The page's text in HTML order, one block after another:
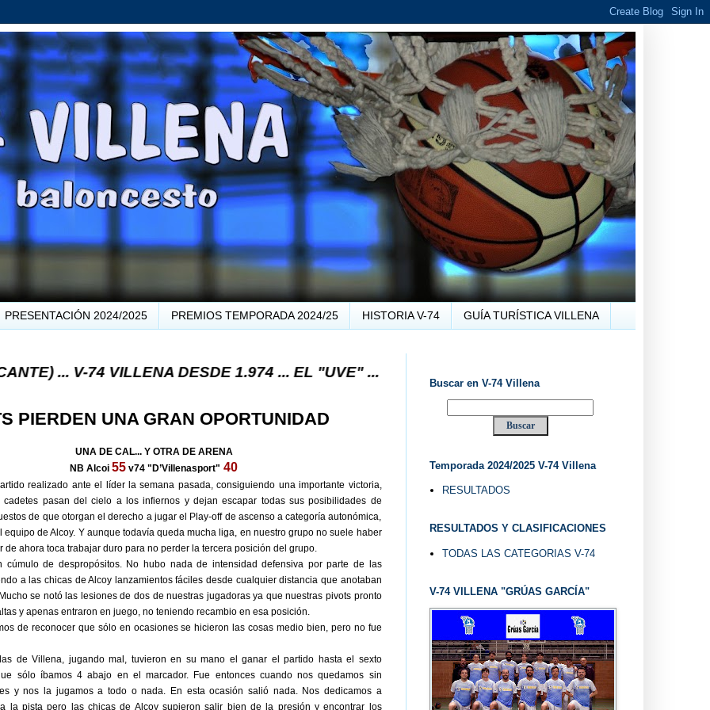
PRESENTACIÓN 2024/2025 PREMIOS TEMPORADA 2024/25 HISTORIA V-74 GUÍA TURÍSTICA VILLENA
V-74 VILLENA DESDE 1.974 ... EL "UVE" ...
PIERDEN UNA GRAN OPORTUNIDAD
UNA DE CAL... Y OTRA DE ARENA
NB Alcoi 55 v74 "D’Villenasport" 40
realizado ante el líder la semana pasada, consiguiendo una importante victoria,
cadetes pasan del cielo a los infiernos y dejan escapar todas sus posibilidades de
de que otorgan el derecho a jugar el Play-off de ascenso a categoría autonómica,
equipo de Alcoy. Y aunque todavía queda mucha liga, en nuestro grupo no suele haber
de ahora toca trabajar duro para no perder la tercera posición del grupo.
cúmulo de despropósitos. No hubo nada de intensidad defensiva por parte de las
a las chicas de Alcoy lanzamientos fáciles desde cualquier distancia que anotaban
se notó las lesiones de dos de nuestras jugadoras ya que nuestras pivots pronto
y apenas entraron en juego, no teniendo recambio en esa posición.
de reconocer que sólo en ocasiones se hicieron las cosas medio bien, pero no fue
de Villena, jugando mal, tuvieron en su mano el ganar el partido hasta el sexto
sólo íbamos 4 abajo en el marcador. Fue entonces cuando nos quedamos sin
y nos la jugamos a todo o nada. En esta ocasión salió nada. Nos dedicamos a
la pista pero las chicas de Alcoy supieron salir bien de la presión y encontrar los
Buscar en V-74 Villena
Temporada 2024/2025 V-74 Villena
RESULTADOS
RESULTADOS Y CLASIFICACIONES
TODAS LAS CATEGORIAS V-74
V-74 VILLENA "GRÚAS GARCÍA"